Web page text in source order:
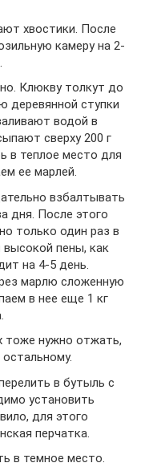
хвостики. После
камеру на 2-
Клюкву толкут до
деревянной ступки
водой в
сверху 200 г
в теплое место для
ее марлей.
взбалтывать
дня. После этого
только один раз в
пены, как
на 4-5 день.
марлю сложенную
в нее еще 1 кг
тоже нужно отжать,
в бутыль с
установить
для этого
перчатка.
в темное место.